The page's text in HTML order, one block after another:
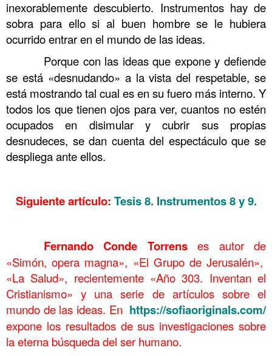
inexorablemente descubierto. Instrumentos hay de
sobra para ello si al buen hombre se le hubiera
ocurrido entrar en el mundo de las ideas.
Porque con las ideas que expone y defiende
se está «desnudando» a la vista del respetable, se
está mostrando tal cual es en su fuero más interno. Y
todos los que tienen ojos para ver, cuantos no estén
ocupados en disimular y cubrir sus propias
desnudeces, se dan cuenta del espectáculo que se
despliega ante ellos.
Siguiente artículo: Tesis 8. Instrumentos 8 y 9.
Fernando Conde Torrenses autor de
«Simón, opera magna», «El Grupo de Jerusalén»,
«La Salud», recientemente «Año 303. Inventan el
Cristianismo» y una serie de artículos sobre el
mundo de las ideas. En https://sofiaoriginals.com/
expone los resultados de sus investigaciones sobre
la eterna búsqueda del ser humano.